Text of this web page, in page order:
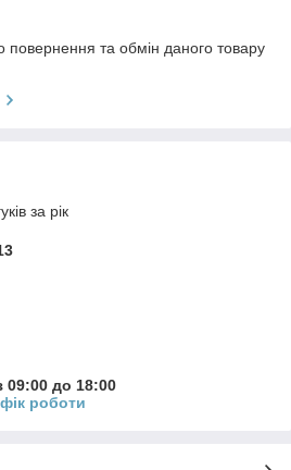
та обмін даного товару
за рік
09:00 до 18:00
роботи